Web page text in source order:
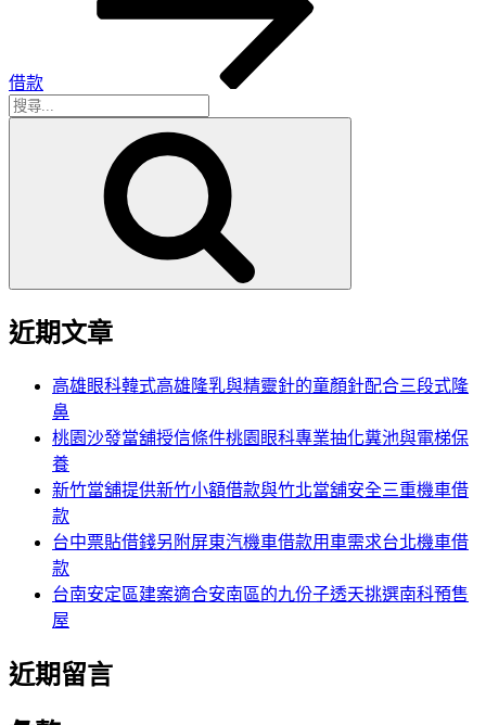
借款
搜
近期文章
高雄眼科韓式高雄隆乳與精靈針的童顏針配合三段式隆
鼻
桃園沙發當舖授信條件桃園眼科專業抽化糞池與電梯保
養
新竹當舖提供新竹小額借款與竹北當舖安全三重機車借
款
台中票貼借錢另附屏東汽機車借款用車需求台北機車借
款
台南安定區建案適合安南區的九份子透天挑選南科預售
屋
近期留言